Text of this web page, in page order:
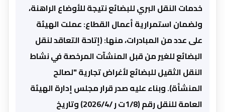
خدمات النقل البري للبضائع نتيجة للأوضاع الراهنة،
ولضمان استمرارية أعمال القطاع: عملت الهيئة
على عدد من المبادرات، منها: (إتاحة التعاقد لنقل
البضائع للغير من قبل المنشآت المرخصة في نشاط
النقل الثقيل للبضائع لأغراض تجارية "لصالح
المنشأة). وبناء عليه صدر قرار مجلس إدارة الهيئة
العامة للنقل رقم (1/8ت ر /2026/4) وتاريخ